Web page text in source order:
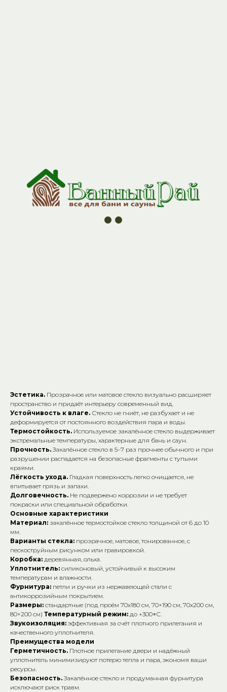
Эстетика. Прозрачное или матовое стекло визуально расширяет
пространство и придаёт интерьеру современный вид.
Устойчивость к влаге. Стекло не гниёт, не разбухает и не
деформируется от постоянного воздействия пара и воды.
Термостойкость. Используемое закалённое стекло выдерживает
экстремальные температуры, характерные для бань и саун.
Прочность.Закалённое стекло в 5–7 раз прочнее обычного и при
разрушении распадается на безопасные фрагменты с тупыми
краями.
Лёгкость ухода. Гладкая поверхность легко очищается, не
впитывает грязь и запахи.
Долговечность. Не подвержено коррозии и не требует
покраски или специальной обработки.
Основные характеристики
Материал: закалённое термостойкое стекло толщиной от 6 до 10
мм.
Варианты стекла: прозрачное, матовое, тонированное, с
пескоструйным рисунком или гравировкой.
Коробка: деревянная, ольха.
Уплотнитель: силиконовый, устойчивый к высоким
температурам и влажности.
Фурнитура: петли и ручки из нержавеющей стали с
антикоррозийным покрытием.
Размеры: стандартные (под проём 70х180 см, 70×190 см, 70х200 см,
80×200 см) Температурный режим: до +300∘C.
Звукоизоляция: эффективная за счёт плотного прилегания и
качественного уплотнителя.
Преимущества модели
Герметичность. Плотное прилегание двери и надёжный
уплотнитель минимизируют потерю тепла и пара, экономя ваши
ресурсы.
Безопасность.Закалённое стекло и продуманная фурнитура
исключают риск травм.
Общий телефон: +7 (927) 517-04-97